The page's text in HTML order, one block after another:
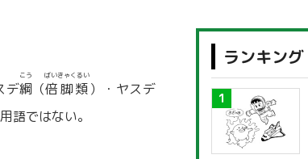
デ綱
こう
（倍脚類
ばいきゃくるい
）・ヤスデ
語ではない。
ランキング